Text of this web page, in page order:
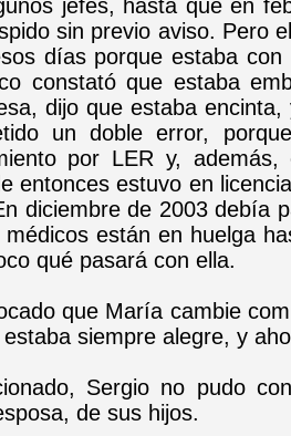
jefes, hasta que en
sin previo aviso. Pero
días porque estaba con
constató que estaba
dijo que estaba encinta,
un doble error,
por LER y, además,
entonces estuvo en
diciembre de 2003 debía
están en huelga
qué pasará con ella.
que María cambie
siempre alegre, y
Sergio no pudo
de sus hijos.